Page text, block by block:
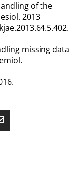
of the
2013
missing data